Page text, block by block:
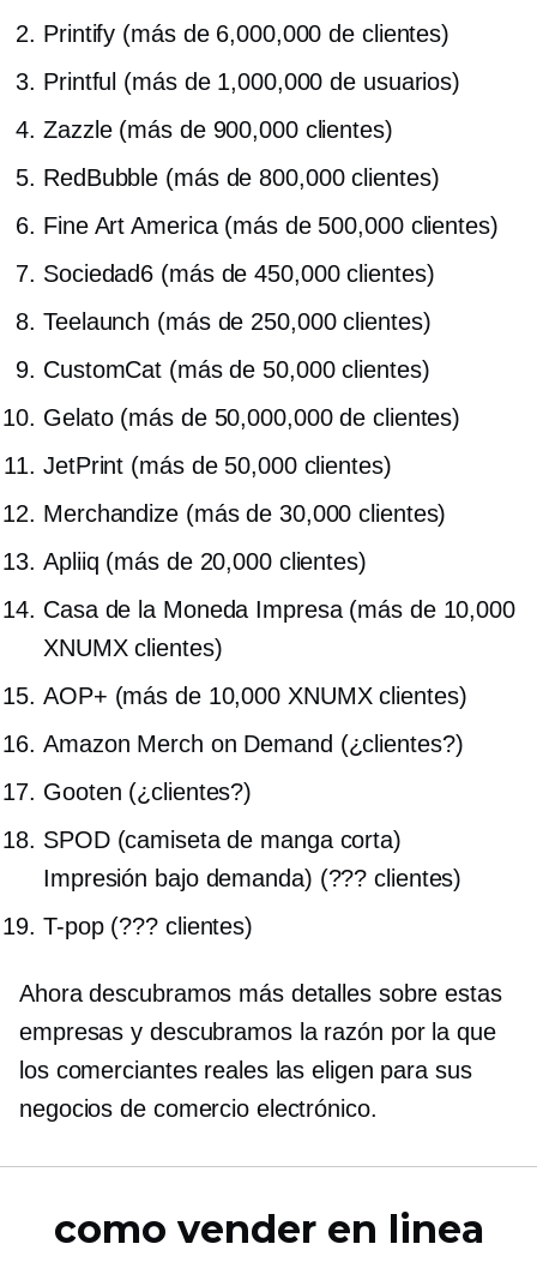
Printify (más de 6,000,000 de clientes)
Printful (más de 1,000,000 de usuarios)
Zazzle (más de 900,000 clientes)
RedBubble (más de 800,000 clientes)
Fine Art America (más de 500,000 clientes)
Sociedad6 (más de 450,000 clientes)
Teelaunch (más de 250,000 clientes)
CustomCat (más de 50,000 clientes)
Gelato (más de 50,000,000 de clientes)
JetPrint (más de 50,000 clientes)
Merchandize (más de 30,000 clientes)
Apliiq (más de 20,000 clientes)
Casa de la Moneda Impresa (más de 10,000
XNUMX clientes)
AOP+ (más de 10,000 XNUMX clientes)
Amazon Merch on Demand (¿clientes?)
Gooten (¿clientes?)
SPOD (camiseta de manga corta)
Impresión bajo demanda) (??? clientes)
T-pop(??? clientes)
Ahora descubramos más detalles sobre estas
empresas y descubramos la razón por la que
los comerciantes reales las eligen para sus
negocios de comercio electrónico.
como vender en linea